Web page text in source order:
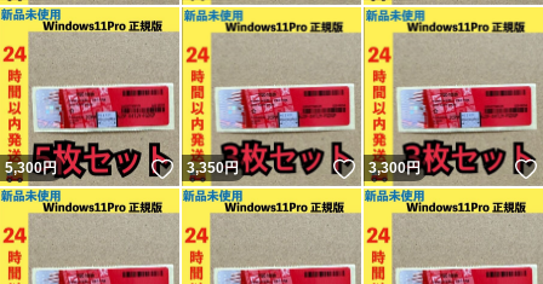
5,300円 いいね！
3,350円 いいね！
3,300円